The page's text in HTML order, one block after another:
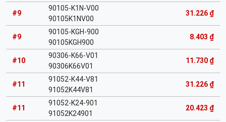
#9
90105-K1N-V00
90105K1NV00
31.226 ₫
#9
90105-KGH-900
90105KGH900
8.403 ₫
#10
90306-K66-V01
90306K66V01
11.730 ₫
#11
91052-K44-V81
91052K44V81
31.226 ₫
#11
91052-K24-901
91052K24901
20.423 ₫